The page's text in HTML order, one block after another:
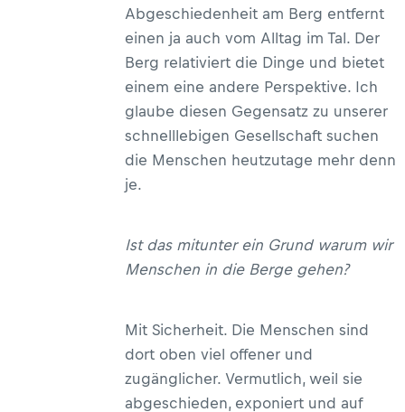
Abgeschiedenheit am Berg entfernt
einen ja auch vom Alltag im Tal. Der
Berg relativiert die Dinge und bietet
einem eine andere Perspektive. Ich
glaube diesen Gegensatz zu unserer
schnelllebigen Gesellschaft suchen
die Menschen heutzutage mehr denn
je.
Ist das mitunter ein Grund warum wir
Menschen in die Berge gehen?
Mit Sicherheit. Die Menschen sind
dort oben viel offener und
zugänglicher. Vermutlich, weil sie
abgeschieden, exponiert und auf